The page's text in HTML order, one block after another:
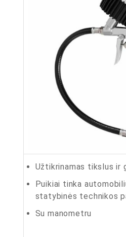
Užtikrinamas tikslus ir
Puikiai tinka
statybinės technikos
Su manometru